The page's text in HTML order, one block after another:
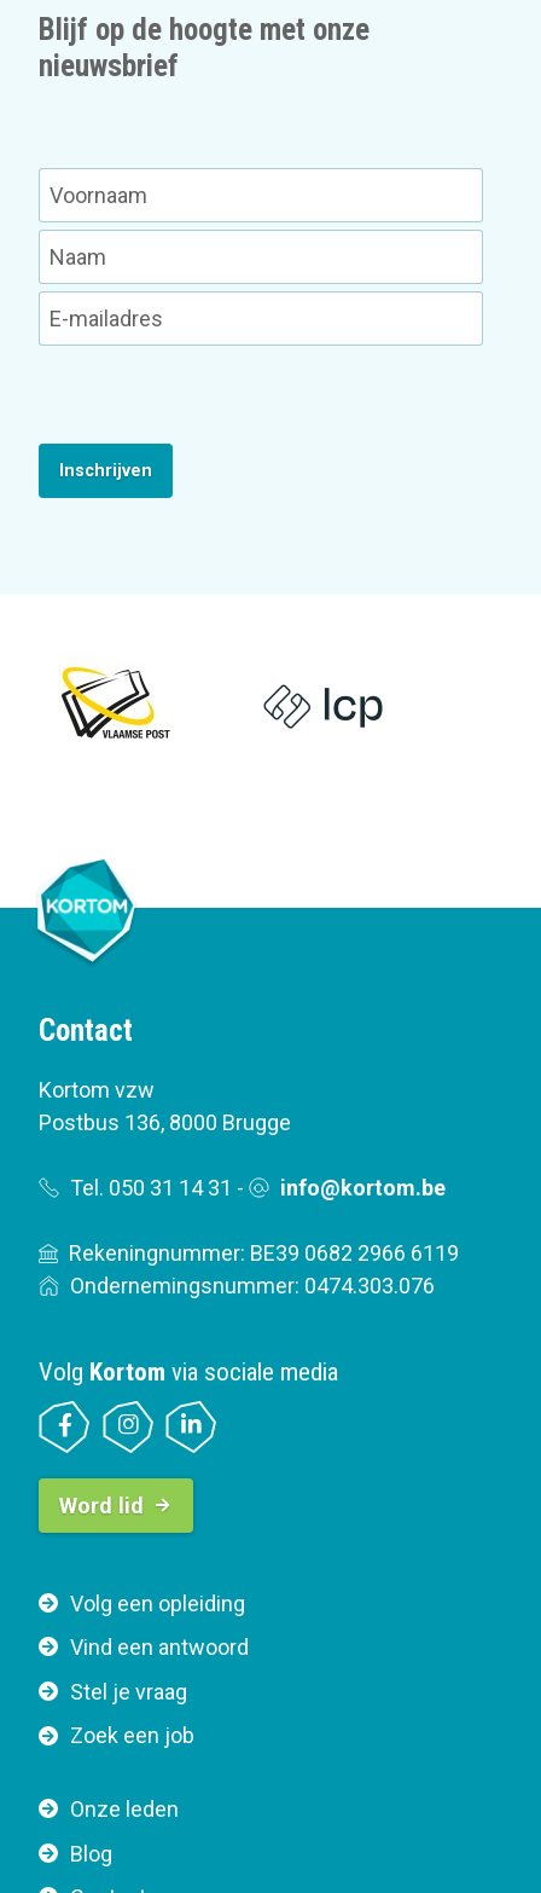
Blijf op de hoogte met onze
nieuwsbrief
Inschrijven
Contact
Kortom vzw
Postbus 136, 8000 Brugge
Tel. 050 31 14 31 - info@kortom.be
Rekeningnummer: BE39 0682 2966 6119
Ondernemingsnummer: 0474.303.076
F
o
t
e
a
v
Volg een opleiding
Vind een antwoord
Stel je vraag
Zoek een job
Onze leden
Blog
Volg Kortom via sociale media
B
t
o
n
a
v
g
t
Word lid